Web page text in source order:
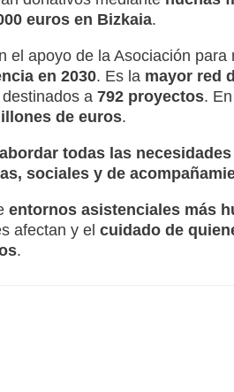
euros en Bizkaia.
el apoyo de la Asociación para
en 2030. Es la mayor red
a 792 proyectos.
de euros.
abordar todas las necesidades
sociales y de
entornos asistenciales más
afectan y el cuidado de
.